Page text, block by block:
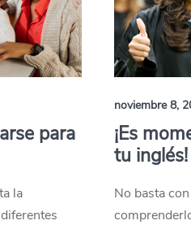
para
la
noviembre 8,
¡Es
tu inglés!
No basta